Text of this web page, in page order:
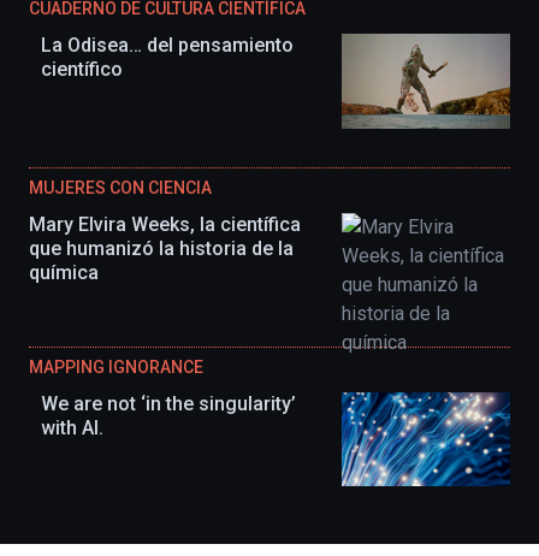
CUADERNO DE CULTURA CIENTÍFICA
La Odisea… del pensamiento
científico
MUJERES CON CIENCIA
Mary Elvira Weeks, la científica
que humanizó la historia de la
química
MAPPING IGNORANCE
We are not ‘in the singularity’
with AI.